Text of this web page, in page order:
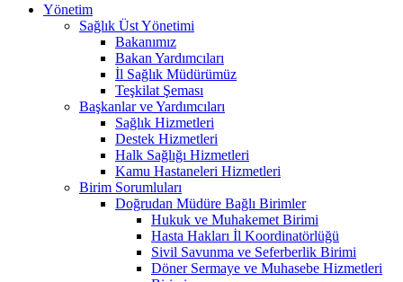
Yönetim
Sağlık Üst Yönetimi
Bakanımız
Bakan Yardımcıları
İl Sağlık Müdürümüz
Teşkilat Şeması
Başkanlar ve Yardımcıları
Sağlık Hizmetleri
Destek Hizmetleri
Halk Sağlığı Hizmetleri
Kamu Hastaneleri Hizmetleri
Birim Sorumluları
Doğrudan Müdüre Bağlı Birimler
Hukuk ve Muhakemet Birimi
Hasta Hakları İl Koordinatörlüğü
Sivil Savunma ve Seferberlik Birimi
Döner Sermaye ve Muhasebe Hizmetleri